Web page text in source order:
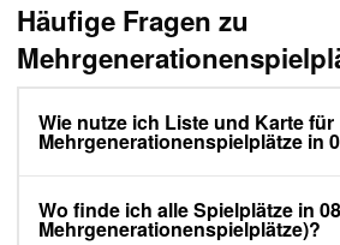
Häufige Fragen zu
Wie nutze ich Liste und Karte für
Mehrgenerationenspielplätze in
Wo finde ich alle Spielplätze in
Mehrgenerationenspielplätze)?